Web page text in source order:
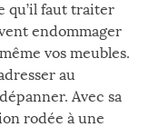
qu’il faut traiter
endommager
vos meubles.
au
Avec sa
rodée à une